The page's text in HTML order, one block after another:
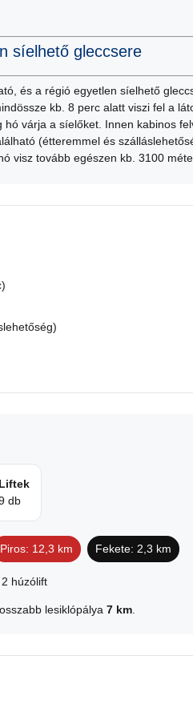
síelhető gleccsere
és a régió egyetlen síelhető
kb. 8 perc alatt viszi fel a
várja a síelőket. Innen kabinos
(étteremmel és
visz tovább egészen kb. 3100
Liftek
db
Piros: 12,3 km Fekete: 2,3 km
húzólift
lesiklópálya7 km